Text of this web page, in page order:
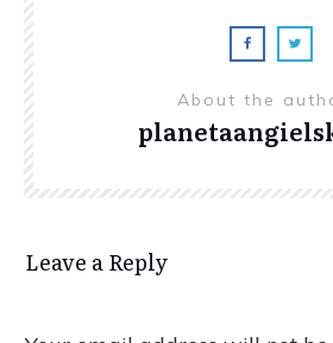
About the
Leave a Reply